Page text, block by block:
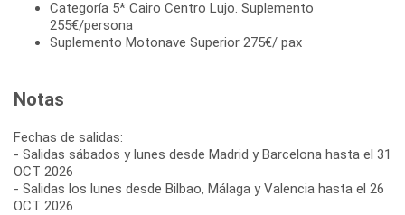
Categoría 5* Cairo Centro Lujo. Suplemento
255€/persona
Suplemento Motonave Superior 275€/ pax
Notas
Fechas de salidas:
- Salidas sábados y lunes desde Madrid y Barcelona hasta el 31
OCT 2026
- Salidas los lunes desde Bilbao, Málaga y Valencia hasta el 26
OCT 2026